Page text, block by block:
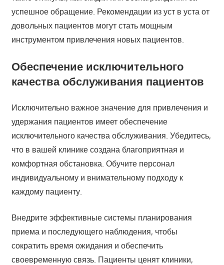
успешное обращение. Рекомендации из уст в уста от
довольных пациентов могут стать мощным
инструментом привлечения новых пациентов.
Обеспечение исключительного
качества обслуживания пациентов
Исключительно важное значение для привлечения и
удержания пациентов имеет обеспечение
исключительного качества обслуживания. Убедитесь,
что в вашей клинике создана благоприятная и
комфортная обстановка. Обучите персонал
индивидуальному и внимательному подходу к
каждому пациенту.
Внедрите эффективные системы планирования
приема и последующего наблюдения, чтобы
сократить время ожидания и обеспечить
своевременную связь. Пациенты ценят клиники,